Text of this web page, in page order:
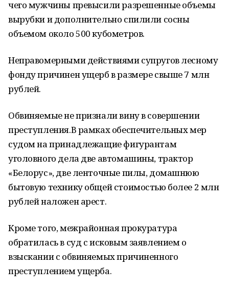
чего мужчины превысили разрешенные объемы
вырубки и дополнительно спилили сосны
объемом около 500 кубометров.
Неправомерными действиями супругов лесному
фонду причинен ущерб в размере свыше 7 млн
рублей.
Обвиняемые не признали вину в совершении
преступления.В рамках обеспечительных мер
судом на принадлежащие фигурантам
уголовного дела две автомашины, трактор
«Белорус», две ленточные пилы, домашнюю
бытовую технику общей стоимостью более 2 млн
рублей наложен арест.
Кроме того, межрайонная прокуратура
обратилась в суд с исковым заявлением о
взыскании с обвиняемых причиненного
преступлением ущерба.